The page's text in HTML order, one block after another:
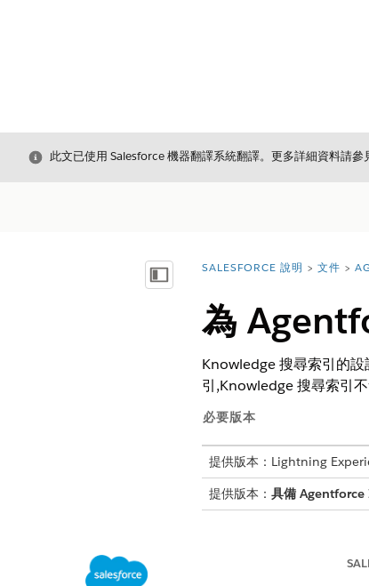
結束
此文已使用 Salesforce 機器翻譯系統翻譯。更多詳細資料請參
顯示目錄 您位於此處：
SALESFORCE 說明 文件
為
Knowledge 搜尋索引的
引,Knowledge 搜尋索引
必要版本
提供版本：Lightning
提供版本： 具備 Agentforce
若要針對 Agentforce IT 服